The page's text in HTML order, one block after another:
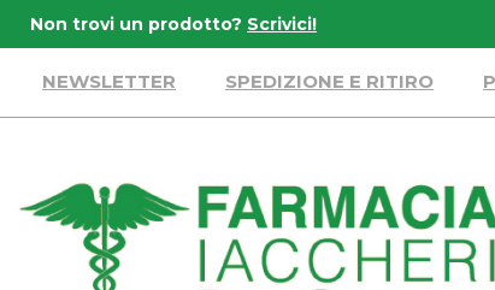
principale
Non trovi un prodotto? Scrivici!
NEWSLETTER SPEDIZIONE E RITIRO
Farmacia
Iaccheri